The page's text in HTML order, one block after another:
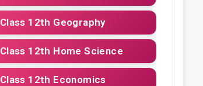
Class 12th Geography
Class 12th Home Science
Class 12th Economics